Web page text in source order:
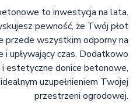
to inwestycja na lata.
pewność, że Twój płot
przede wszystkim odporny na
i upływający czas. Dodatkowo
estetyczne donice betonowe,
uzupełnieniem Twojej
przestrzeni ogrodowej.